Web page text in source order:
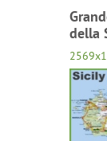
della